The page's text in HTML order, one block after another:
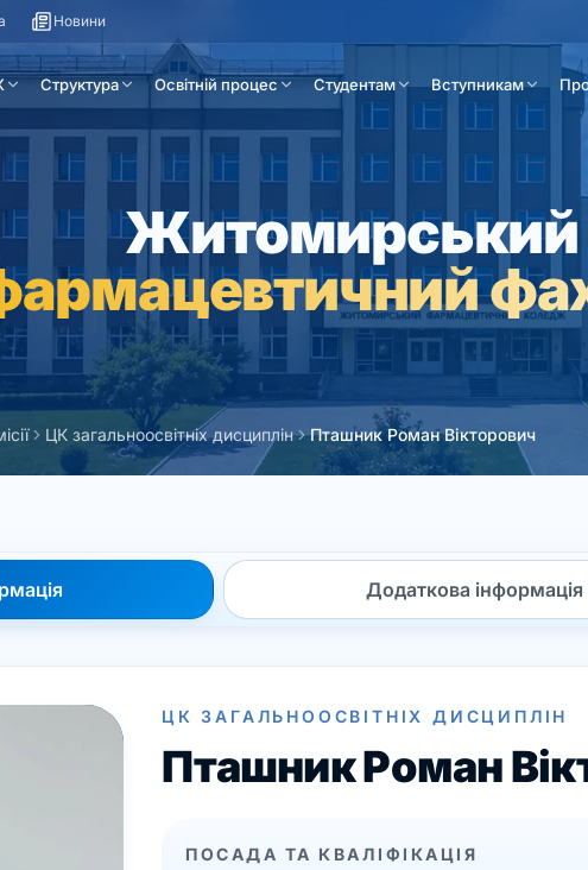
Новини
Структура Освітній процес Студентам Вступникам
Житомирський
ЦК загальноосвітніх дисциплін Пташник Роман Вікторович
Додаткова інформація
ЦК ЗАГАЛЬНООСВІТНІХ ДИСЦИПЛІН
Пташник Роман
ПОСАДА ТА КВАЛІФІКАЦІЯ